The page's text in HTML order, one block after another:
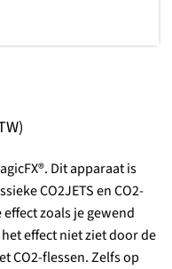
Dit apparaat is
CO2JETS en CO2-
zoals je gewend
effect niet ziet door de
CO2-flessen. Zelfs op